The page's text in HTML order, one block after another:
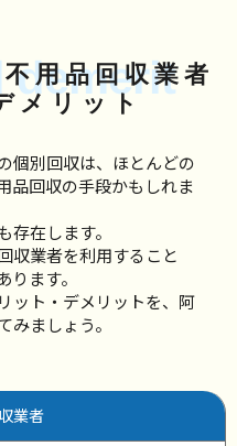
demerit
用品回収業者
メリット
個別回収は、ほとんどの
品回収の手段かもしれま
存在します。
収業者を利用すること
ます。
ット・デメリットを、阿
ましょう。
業者